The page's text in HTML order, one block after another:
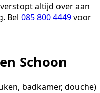
altijd over aan
Bel 085 800 4449voor
Schoon
badkamer, douche)